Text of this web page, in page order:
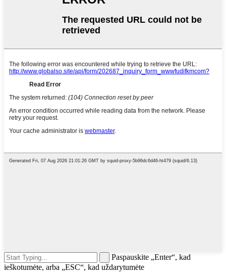
Paspauskite „Enter“, kad
ieškotumėte, arba „ESC“, kad uždarytumėte